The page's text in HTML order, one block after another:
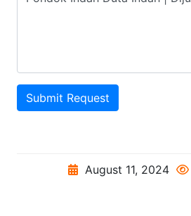
Submit Request
August 11, 2024